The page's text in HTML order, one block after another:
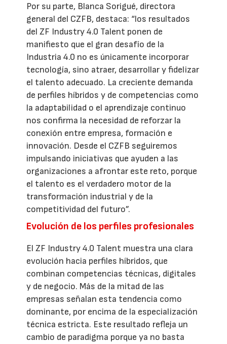
Por su parte, Blanca Sorigué, directora
general del CZFB, destaca: “los resultados
del ZF Industry 4.0 Talent ponen de
manifiesto que el gran desafío de la
Industria 4.0 no es únicamente incorporar
tecnología, sino atraer, desarrollar y fidelizar
el talento adecuado. La creciente demanda
de perfiles híbridos y de competencias como
la adaptabilidad o el aprendizaje continuo
nos confirma la necesidad de reforzar la
conexión entre empresa, formación e
innovación. Desde el CZFB seguiremos
impulsando iniciativas que ayuden a las
organizaciones a afrontar este reto, porque
el talento es el verdadero motor de la
transformación industrial y de la
competitividad del futuro”.
Evolución de los perfiles profesionales
El ZF Industry 4.0 Talent muestra una clara
evolución hacia perfiles híbridos, que
combinan competencias técnicas, digitales
y de negocio. Más de la mitad de las
empresas señalan esta tendencia como
dominante, por encima de la especialización
técnica estricta. Este resultado refleja un
cambio de paradigma porque ya no basta